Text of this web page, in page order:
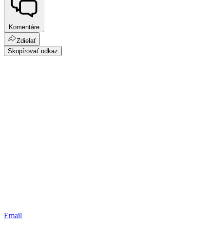
Komentáre
Zdielať
Skopírovať odkaz
Email